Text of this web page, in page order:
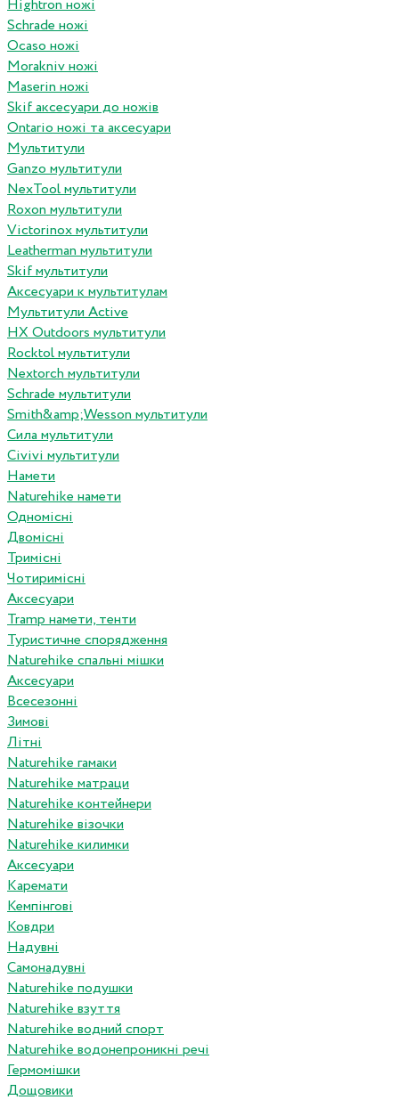
Hightron ножі
Schrade ножі
Ocaso ножі
Morakniv ножі
Maserin ножі
Skif аксесуари до ножів
Ontario ножі та аксесуари
Мультитули
Ganzo мультитули
NexTool мультитули
Roxon мультитули
Victorinox мультитули
Leatherman мультитули
Skif мультитули
Аксесуари к мультитулам
Мультитули Active
HX Outdoors мультитули
Rocktol мультитули
Nextorch мультитули
Schrade мультитули
Smith&amp;Wesson мультитули
Сила мультитули
Civivi мультитули
Намети
Naturehike намети
Одномісні
Двомісні
Тримісні
Чотиримісні
Аксесуари
Tramp намети, тенти
Туристичне спорядження
Naturehike спальні мішки
Аксесуари
Всесезонні
Зимові
Літні
Naturehike гамаки
Naturehike матраци
Naturehike контейнери
Naturehike візочки
Naturehike килимки
Аксесуари
Каремати
Кемпінгові
Ковдри
Надувні
Самонадувні
Naturehike подушки
Naturehike взуття
Naturehike водний спорт
Naturehike водонепроникні речі
Гермомішки
Дощовики